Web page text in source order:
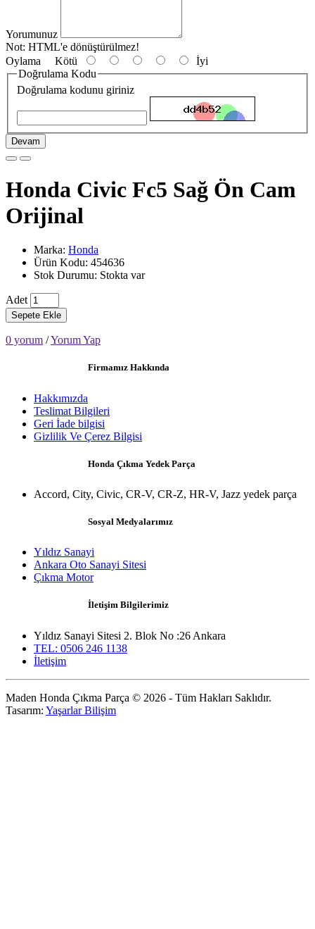
Yorumunuz
Not: HTML'e dönüştürülmez!
Oylama Kötü
İyi
Doğrulama Kodu
Doğrulama kodunu giriniz
Devam
Honda Civic Fc5 Sağ Ön Cam
Orijinal
Marka: Honda
Ürün Kodu: 454636
Stok Durumu: Stokta var
Adet
Sepete Ekle
0 yorum /Yorum Yap
Firmamız Hakkında
Hakkımızda
Teslimat Bilgileri
Geri İade bilgisi
Gizlilik Ve Çerez Bilgisi
Honda Çıkma Yedek Parça
Accord, City, Civic, CR-V, CR-Z, HR-V, Jazz yedek parça
Sosyal Medyalarımız
Yıldız Sanayi
Ankara Oto Sanayi Sitesi
Çıkma Motor
İletişim Bilgilerimiz
Yıldız Sanayi Sitesi 2. Blok No :26 Ankara
TEL: 0506 246 1138
İletişim
Maden Honda Çıkma Parça © 2026 - Tüm Hakları Saklıdır.
Tasarım: Yaşarlar Bilişim